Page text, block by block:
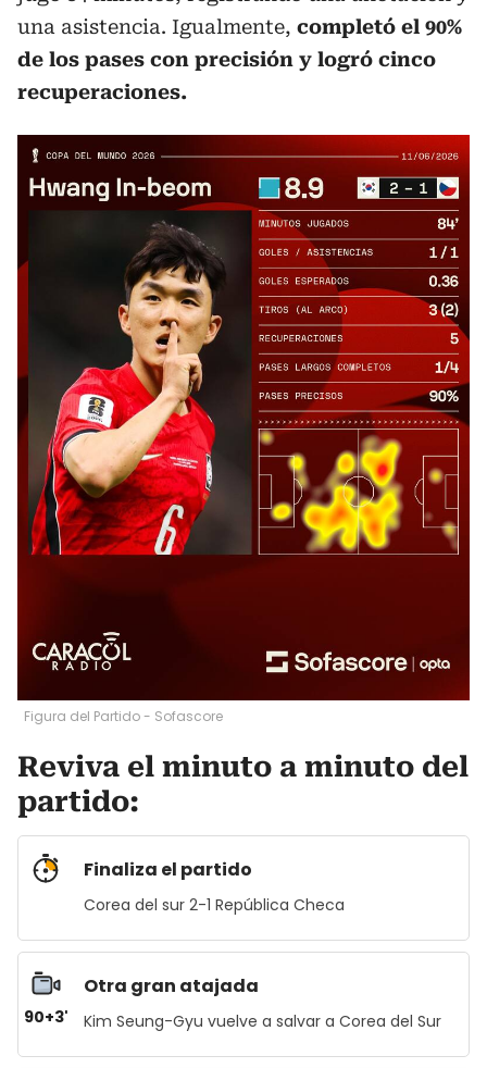
una asistencia. Igualmente, completó el 90%
de los pases con precisión y logró cinco
recuperaciones.
Figura del Partido - Sofascore
Reviva el minuto a minuto del
partido:
Finaliza el partido
Corea del sur 2-1 República Checa
90+3'
Otra gran atajada
Kim Seung-Gyu vuelve a salvar a Corea del Sur